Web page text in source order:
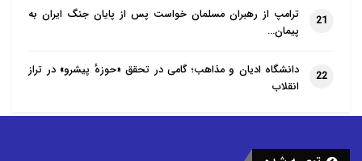
21
ترامپ از رهبران مسلمان خواست پس از پایان جنگ ایران به
پیمان…
22
دانشگاه ادیان و مذاهب؛ گامی در تحقق «حوزهٔ پیشرو» در تراز
انقلاب